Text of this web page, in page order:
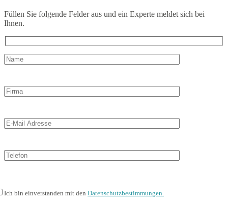
Füllen Sie folgende Felder aus und ein Experte meldet sich bei
Ihnen.
Ich bin einverstanden mit den Datenschutzbestimmungen.